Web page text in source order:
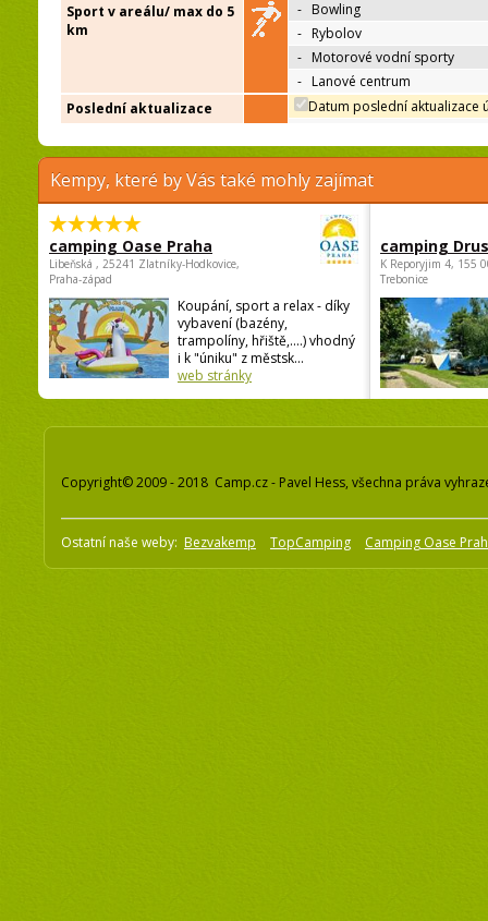
Sport v areálu/ max do 5
km
- Bowling
- Rybolov
- Motorové vodní sporty
- Lanové centrum
Poslední aktualizace
Datum poslední aktualizace
Kempy, které by Vás také mohly zajímat
camping Oase Praha
Libeňská , 25241 Zlatníky-Hodkovice,
Praha-západ
Koupání, sport a relax - díky
vybavení (bazény,
trampolíny, hřiště,....) vhodný
i k "úniku" z městsk...
web stránky
camping
K Reporyjim 4, 155
Trebonice
Copyright© 2009 - 2018 Camp.cz - Pavel Hess, všechna práva
Ostatní naše weby: Bezvakemp TopCamping Camping Oase